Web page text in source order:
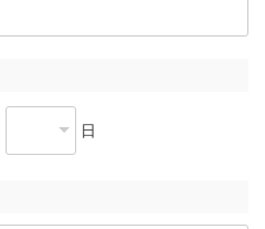
日